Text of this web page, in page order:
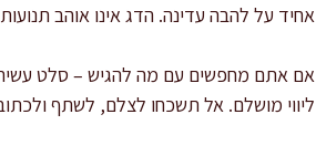
אחיד על להבה עדינה. הדג אינו אוהב
אם אתם מחפשים עם מה להגיש – סלט
ליווי מושלם. אל תשכחו לצלם, לשתף